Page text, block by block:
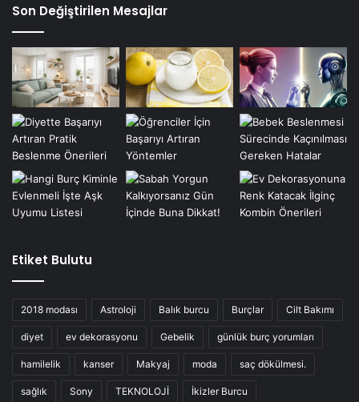
Son Değiştirilen Mesajlar
Etiket Bulutu
2018 modası Astroloji Balık burcu Burçlar Cilt Bakımı
diyet ev dekorasyonu Gebelik günlük burç yorumları
hamilelik kanser Makyaj moda saç dökülmesi.
sağlık Sony TEKNOLOJİ İkizler Burcu